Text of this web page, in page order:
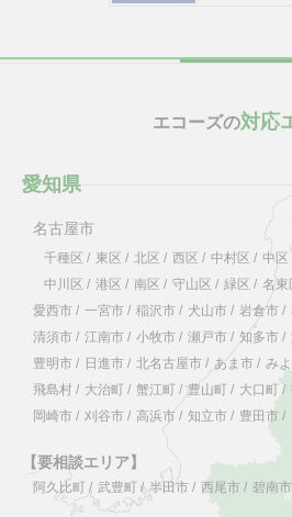
エコーズの対応
愛知県
名古屋市
千種区 / 東区 / 北区 / 西区 / 中村区 / 中区
中川区 / 港区 / 南区 / 守山区 / 緑区 / 名東
愛西市 / 一宮市 / 稲沢市 / 犬山市 / 岩倉市 /
清須市 / 江南市 / 小牧市 / 瀬戸市 / 知多市 /
豊明市 / 日進市 / 北名古屋市 / あま市 / み
飛島村 / 大治町 / 蟹江町 / 豊山町 / 大口町 /
岡崎市 / 刈谷市 / 高浜市 / 知立市 / 豊田市 /
【要相談エリア】
阿久比町 / 武豊町 / 半田市 / 西尾市 / 碧南市